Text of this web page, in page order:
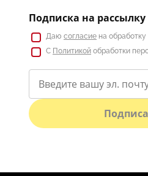
Подписка на рассылку
Даю согласие на
С Политикой обработки